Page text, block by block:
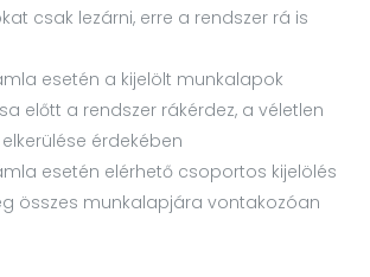
csak lezárni, erre a rendszer rá is
esetén a kijelölt munkalapok
előtt a rendszer rákérdez, a véletlen
érdekében
esetén elérhető csoportos kijelölés
összes munkalapjára vontakozóan